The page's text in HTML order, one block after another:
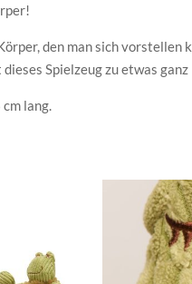
den man sich
Spielzeug zu etwas
lang.